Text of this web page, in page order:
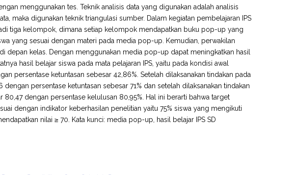
menggunakan tes. Teknik analisis data yang digunakan adalah analisis
maka digunakan teknik triangulasi sumber. Dalam kegiatan pembelajaran IPS
tiga kelompok, dimana setiap kelompok mendapatkan buku pop-up yang
yang sesuai dengan materi pada media pop-up. Kemudian, perwakilan
kelas. Dengan menggunakan media pop-up dapat meningkatkan hasil
hasil belajar siswa pada mata pelajaran IPS, yaitu pada kondisi awal
persentase ketuntasan sebesar 42,86%. Setelah dilaksanakan tindakan pada
persentase ketuntasan sebesar 71% dan setelah dilaksanakan tindakan
dengan persentase kelulusan 80,95%. Hal ini berarti bahwa target
dengan indikator keberhasilan penelitian yaitu 75% siswa yang mengikuti
nilai ≥ 70. Kata kunci: media pop-up, hasil belajar IPS SD